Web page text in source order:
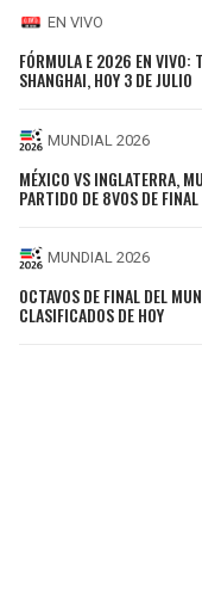
EN VIVO
FÓRMULA E 2026 EN VIVO:
SHANGHAI, HOY 3 DE JULIO
MUNDIAL 2026
MÉXICO VS INGLATERRA,
PARTIDO DE 8VOS DE
MUNDIAL 2026
OCTAVOS DE FINAL DEL
CLASIFICADOS DE HOY